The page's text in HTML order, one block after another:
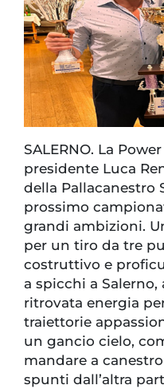
SALERNO. La
presidente Luca
della Pallacanestro
prossimo
grandi ambizioni.
per un tiro da tre
costruttivo e
a spicchi a
ritrovata energia
traiettorie
un gancio cielo,
mandare a
spunti dall’altra